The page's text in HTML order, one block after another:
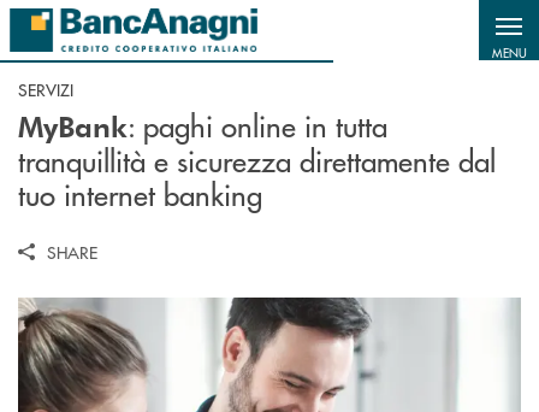
Salta al contenuto principale
MENU
SERVIZI
MyBank: paghi online in tutta
tranquillità e sicurezza direttamente dal
tuo internet banking
SHARE